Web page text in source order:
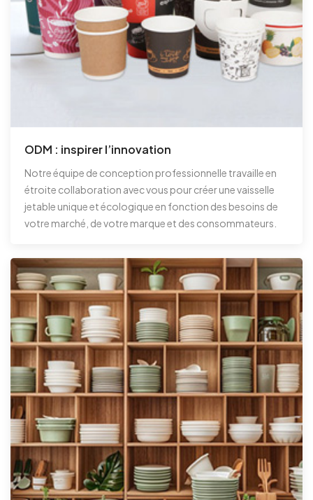
ODM : inspirer l’innovation
Notre équipe de conception professionnelle travaille en
étroite collaboration avec vous pour créer une vaisselle
jetable unique et écologique en fonction des besoins de
votre marché, de votre marque et des consommateurs.